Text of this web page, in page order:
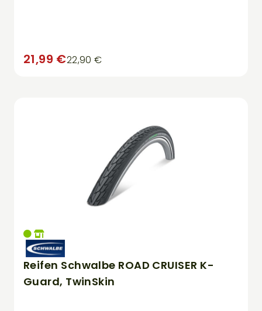
21,99 €22,90 €
Reifen Schwalbe ROAD CRUISER K-
Guard, TwinSkin